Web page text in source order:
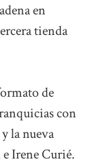
en
tienda
de
con
la nueva
Irene Curié.